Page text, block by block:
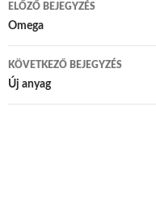
Bejegyzés
ELŐZŐ BEJEGYZÉS
Omega
KÖVETKEZŐ BEJEGYZÉS
Új anyag